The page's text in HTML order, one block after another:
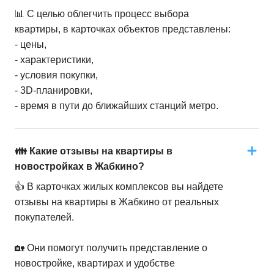
📊 С целью облегчить процесс выбора
квартиры, в карточках объектов представлены:
- цены,
- характеристики,
- условия покупки,
- 3D-планировки,
- время в пути до ближайших станций метро.
👪 Какие отзывы на квартиры в
новостройках в Жабкино?
👍 В карточках жилых комплексов вы найдете
отзывы на квартиры в Жабкино от реальных
покупателей.
🏡 Они помогут получить представление о
новостройке, квартирах и удобстве